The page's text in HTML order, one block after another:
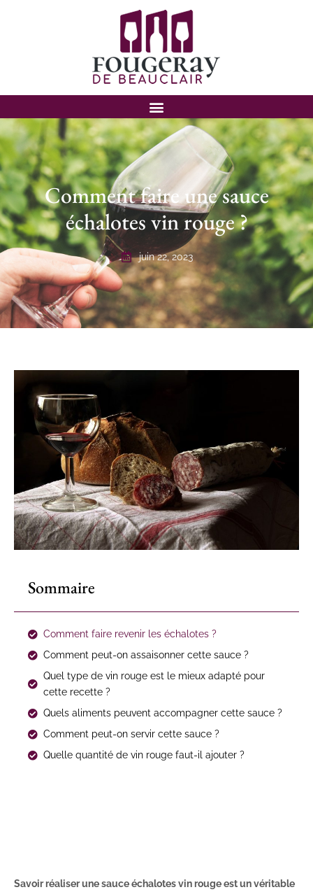
Comment faire une sauce
échalotes vin rouge ?
juin 22, 2023
Sommaire
Comment faire revenir les échalotes ?
Comment peut-on assaisonner cette sauce ?
Quel type de vin rouge est le mieux adapté pour
cette recette ?
Quels aliments peuvent accompagner cette sauce ?
Comment peut-on servir cette sauce ?
Quelle quantité de vin rouge faut-il ajouter ?
Savoir réaliser une sauce échalotes vin rouge est un véritable